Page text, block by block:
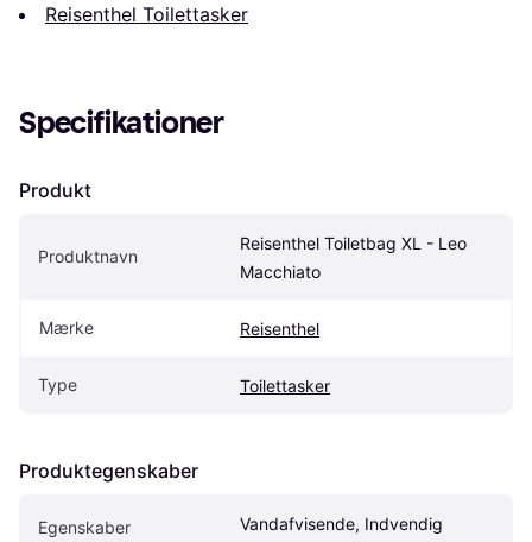
Reisenthel Toilettasker
Specifikationer
Produkt
Produktnavn
Reisenthel Toiletbag XL - Leo
Macchiato
Mærke Reisenthel
Type Toilettasker
Produktegenskaber
Egenskaber
Vandafvisende, Indvendig